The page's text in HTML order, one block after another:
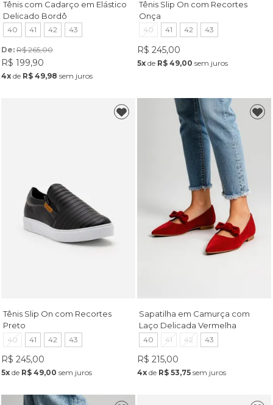
Tênis com Cadarço em Elástico
Delicado Bordô
40 41 42 43
De: R$ 265,00
R$ 199,90
4xde R$ 49,98 sem juros
Tênis Slip On com Recortes
Onça
40 41 42 43
R$ 245,00
5x de R$ 49,00 sem juros
Tênis Slip On com Recortes
Preto
40 41 42 43
R$ 245,00
5xde R$ 49,00 sem juros
Sapatilha em Camurça com
Laço Delicada Vermelha
40 41 42 43
R$ 215,00
4x de R$ 53,75 sem juros